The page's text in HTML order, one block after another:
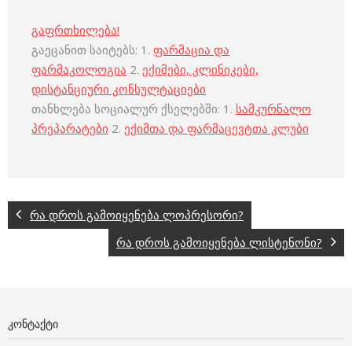
გაფრთხილება!
გაეცანით საიტებს: 1. ფარმაცია და
ფარმაკოლოგია 2. ექიმები, კლინიკები,
დისტანციური კონსულტაციები
თანხლება სოციალურ ქსელებში: 1. სამკურნალო
პრეპარატები 2. ექიმთა და ფარმაცევტთა კლუბი
რა დროს გამოიყენება ლოპრესორი?
რა დროს გამოიყენება ლისტენონი?
ᲙᲝᲜᲢᲐᲥᲢᲘ